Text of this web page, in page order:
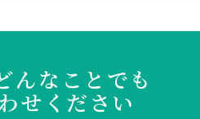
んなことでも
せください